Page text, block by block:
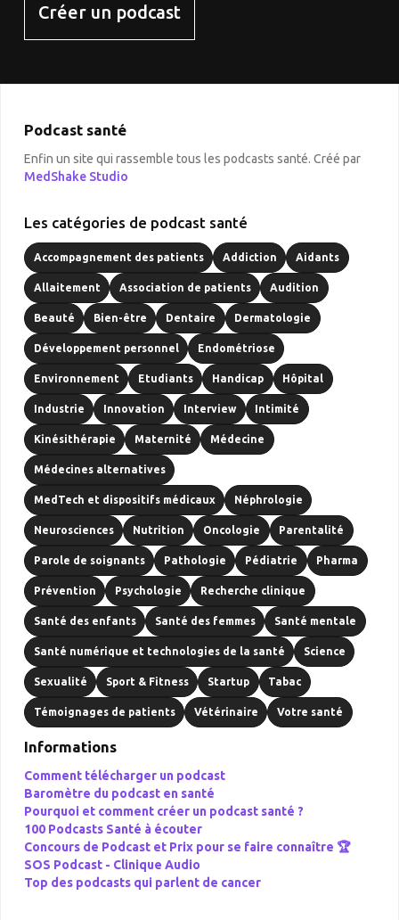
Créer un podcast
Podcast santé
Enfin un site qui rassemble tous les podcasts santé. Créé par
MedShake Studio
Les catégories de podcast santé
Accompagnement des patients Addiction Aidants
Allaitement Association de patients Audition
Beauté Bien-être Dentaire Dermatologie
Développement personnel Endométriose
Environnement Etudiants Handicap Hôpital
Industrie Innovation Interview Intimité
Kinésithérapie Maternité Médecine
Médecines alternatives
MedTech et dispositifs médicaux Néphrologie
Neurosciences Nutrition Oncologie Parentalité
Parole de soignants Pathologie Pédiatrie Pharma
Prévention Psychologie Recherche clinique
Santé des enfants Santé des femmes Santé mentale
Santé numérique et technologies de la santé Science
Sexualité Sport & Fitness Startup Tabac
Témoignages de patients Vétérinaire Votre santé
Informations
Comment télécharger un podcast
Baromètre du podcast en santé
Pourquoi et comment créer un podcast santé ?
100 Podcasts Santé à écouter
Concours de Podcast et Prix pour se faire connaître 🏆
SOS Podcast - Clinique Audio
Top des podcasts qui parlent de cancer